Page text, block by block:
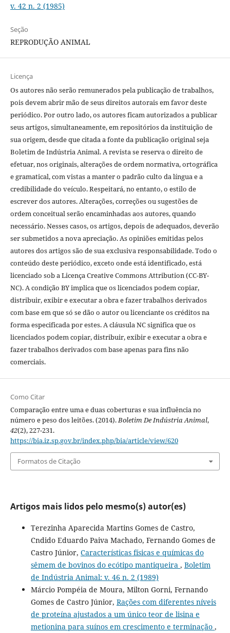
v. 42 n. 2 (1985)
Seção
REPRODUÇÃO ANIMAL
Licença
Os autores não serão remunerados pela publicação de trabalhos,
pois devem abrir mão de seus direitos autorais em favor deste
periódico. Por outro lado, os autores ficam autorizados a publicar
seus artigos, simultaneamente, em repositórios da instituição de
sua origem, desde que citada a fonte da publicação original seja
Boletim de Indústria Animal. A revista se reserva o direito de
efetuar, nos originais, alterações de ordem normativa, ortográfica
e gramatical, com vistas a manter o padrão culto da língua e a
credibilidade do veículo. Respeitará, no entanto, o estilo de
escrever dos autores. Alterações, correções ou sugestões de
ordem conceitual serão encaminhadas aos autores, quando
necessário. Nesses casos, os artigos, depois de adequados, deverão
ser submetidos a nova apreciação. As opiniões emitidas pelos
autores dos artigos são de sua exclusiva responsabilidade. Todo o
conteúdo deste periódico, exceto onde está identificado, está
licenciado sob a Licença Creative Commons Attribution (CC-BY-
NC). A condição BY implica que os licenciados podem copiar,
distribuir, exibir e executar a obra e fazer trabalhos derivados
com base em que só se dão o autor ou licenciante os créditos na
forma especificada por estes. A cláusula NC significa que os
licenciados podem copiar, distribuir, exibir e executar a obra e
fazer trabalhos derivados com base apenas para fins não
comerciais.
Como Citar
Comparação entre uma e duas coberturas e sua influência no
número e peso dos leitões. (2014).Boletim De Indústria Animal,
42(2), 227-231.
https://bia.iz.sp.gov.br/index.php/bia/article/view/620
Formatos de Citação
Artigos mais lidos pelo mesmo(s) autor(es)
Terezinha Aparecida Martins Gomes de Castro,
Cndido Eduardo Paiva Machado, Fernando Gomes de
Castro Júnior, Características físicas e químicas do
sêmem de bovinos do ecótipo mantiqueira , Boletim
de Indústria Animal: v. 46 n. 2 (1989)
Márcio Pompéia de Moura, Milton Gorni, Fernando
Gomes de Castro Júnior, Rações com diferentes níveis
de proteína ajustados a um único teor de lisina e
metionina para suínos em crescimento e terminação ,